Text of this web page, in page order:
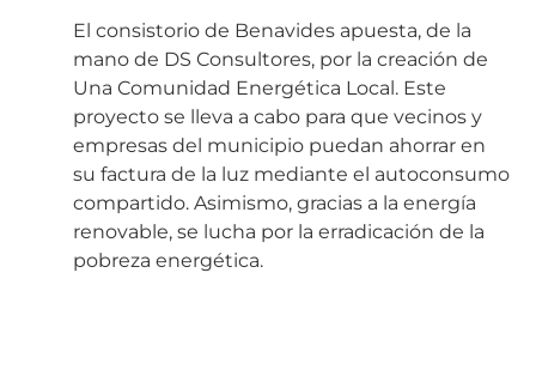
El consistorio de Benavides apuesta, de la
mano de DS Consultores, por la creación de
Una Comunidad Energética Local. Este
proyecto se lleva a cabo para que vecinos y
empresas del municipio puedan ahorrar en
su factura de la luz mediante el autoconsumo
compartido. Asimismo, gracias a la energía
renovable, se lucha por la erradicación de la
pobreza energética.